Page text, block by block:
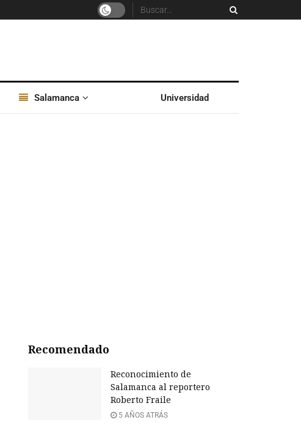
Salamanca Universidad
Recomendado
Reconocimiento de
Salamanca al reportero
Roberto Fraile
5 AÑOS ATRÁS